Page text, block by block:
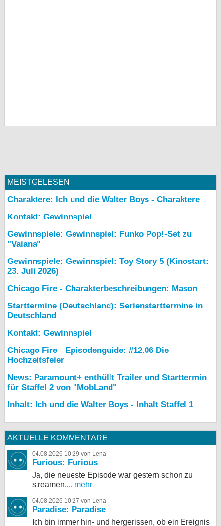
MEISTGELESEN
Charaktere: Ich und die Walter Boys - Charaktere
Kontakt: Gewinnspiel
Gewinnspiele: Gewinnspiel: Funko Pop!-Set zu
"Vaiana"
Gewinnspiele: Gewinnspiel: Toy Story 5 (Kinostart:
23. Juli 2026)
Chicago Fire - Charakterbeschreibungen: Mason
Starttermine (Deutschland): Serienstarttermine in
Deutschland
Kontakt: Gewinnspiel
Chicago Fire - Episodenguide: #12.06 Die
Hochzeitsfeier
News: Paramount+ enthüllt Trailer und Starttermin
für Staffel 2 von "MobLand"
Inhalt: Ich und die Walter Boys - Inhalt Staffel 1
AKTUELLE KOMMENTARE
04.08.2026 10:29 von Lena
Furious: Furious
Ja, die neueste Episode war gestern schon zu
streamen,... mehr
04.08.2026 10:27 von Lena
Paradise: Paradise
Ich bin immer hin- und hergerissen, ob ein Ereignis